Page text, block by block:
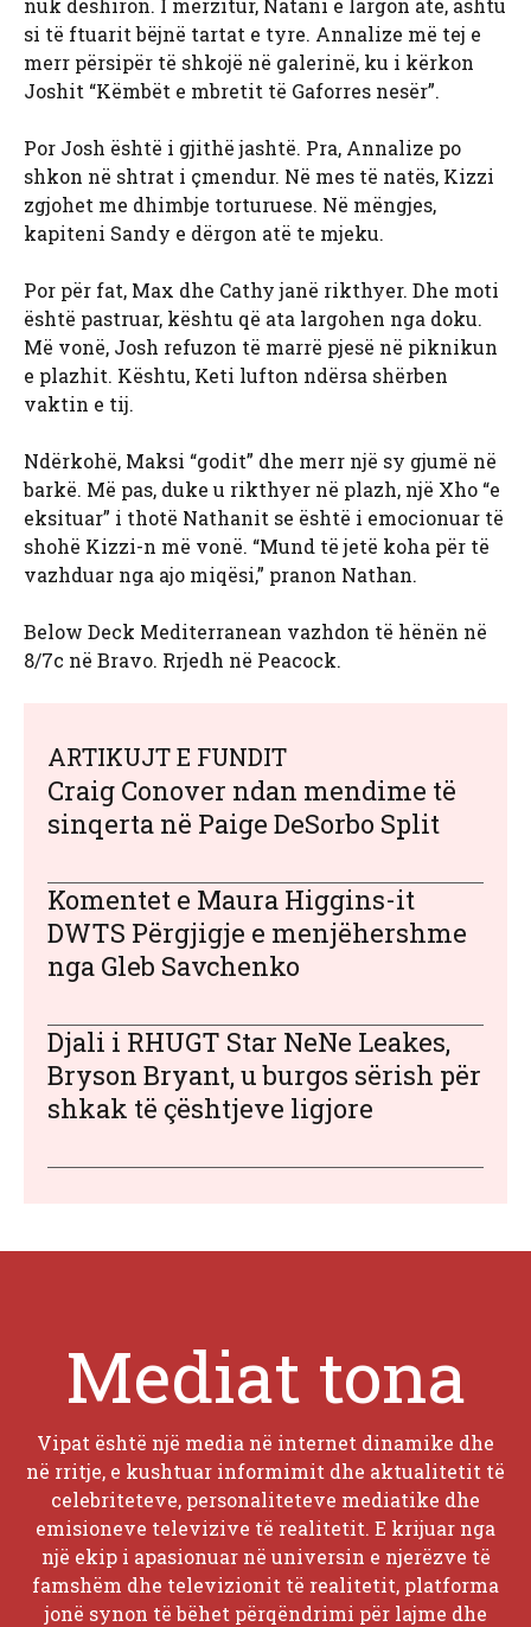
nuk dëshiron. I mërzitur, Natani e largon atë, ashtu
si të ftuarit bëjnë tartat e tyre. Annalize më tej e
merr përsipër të shkojë në galerinë, ku i kërkon
Joshit “Këmbët e mbretit të Gaforres nesër”.
Por Josh është i gjithë jashtë. Pra, Annalize po
shkon në shtrat i çmendur. Në mes të natës, Kizzi
zgjohet me dhimbje torturuese. Në mëngjes,
kapiteni Sandy e dërgon atë te mjeku.
Por për fat, Max dhe Cathy janë rikthyer. Dhe moti
është pastruar, kështu që ata largohen nga doku.
Më vonë, Josh refuzon të marrë pjesë në piknikun
e plazhit. Kështu, Keti lufton ndërsa shërben
vaktin e tij.
Ndërkohë, Maksi “godit” dhe merr një sy gjumë në
barkë. Më pas, duke u rikthyer në plazh, një Xho “e
eksituar” i thotë Nathanit se është i emocionuar të
shohë Kizzi-n më vonë. “Mund të jetë koha për të
vazhduar nga ajo miqësi,” pranon Nathan.
Below Deck Mediterranean vazhdon të hënën në
8/7c në Bravo. Rrjedh në Peacock.
ARTIKUJT E FUNDIT
Craig Conover ndan mendime të
sinqerta në Paige DeSorbo Split
Komentet e Maura Higgins-it
DWTS Përgjigje e menjëhershme
nga Gleb Savchenko
Djali i RHUGT Star NeNe Leakes,
Bryson Bryant, u burgos sërish për
shkak të çështjeve ligjore
Mediat tona
Vipat është një media në internet dinamike dhe
në rritje, e kushtuar informimit dhe aktualitetit të
celebriteteve, personaliteteve mediatike dhe
emisioneve televizive të realitetit. E krijuar nga
një ekip i apasionuar në universin e njerëzve të
famshëm dhe televizionit të realitetit, platforma
jonë synon të bëhet përqëndrimi për lajme dhe